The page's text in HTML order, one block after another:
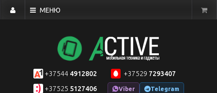
МЕНЮ
+375444912802 +37529 7293407
+37525 5127406 Viber Telegram